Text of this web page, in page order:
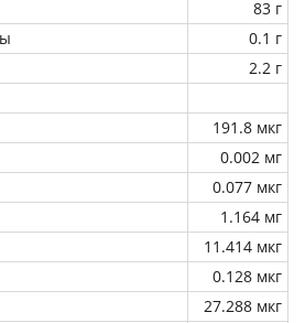
83 г
0.1 г
2.2 г
191.8 мкг
0.002 мг
0.077 мкг
1.164 мг
11.414 мкг
0.128 мкг
27.288 мкг